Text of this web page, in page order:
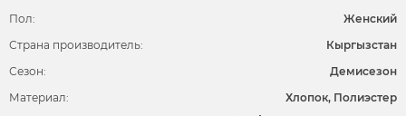
Пол:
Женский
Страна производитель:
Кыргызстан
Сезон:
Демисезон
Материал:
Хлопок, Полиэстер